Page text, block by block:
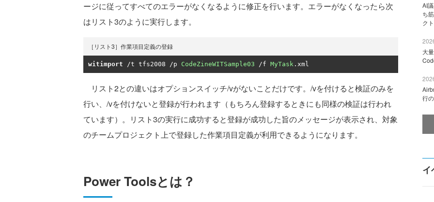
ージに従ってすべてのエラーがなくなるように修正を行います。エラーがなくなったら次
はリスト3のように実行します。
［リスト3］作業項目定義の登録
witimport /t tfs2008 /p CodeZineWITSample03 /f MyTask . xml
リスト2との違いはオプションスイッチ/vがないことだけです。/vを付けると検証のみを
行い、/vを付けないと登録が行われます（もちろん登録するときにも同様の検証は行われ
ています）。リスト3の実行に成功すると登録が成功した旨のメッセージが表示され、対象
のチームプロジェクト上で登録した作業項目定義が利用できるようになります。
Power Toolsとは？
AI
ち
ク
大
行
イ